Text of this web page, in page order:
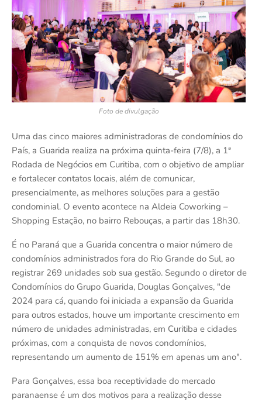
Foto de divulgação
Uma das cinco maiores administradoras de condomínios do
País, a Guarida realiza na próxima quinta-feira (7/8), a 1ª
Rodada de Negócios em Curitiba, com o objetivo de ampliar
e fortalecer contatos locais, além de comunicar,
presencialmente, as melhores soluções para a gestão
condominial. O evento acontece na Aldeia Coworking –
Shopping Estação, no bairro Rebouças, a partir das 18h30.
É no Paraná que a Guarida concentra o maior número de
condomínios administrados fora do Rio Grande do Sul, ao
registrar 269 unidades sob sua gestão. Segundo o diretor de
Condomínios do Grupo Guarida, Douglas Gonçalves, "de
2024 para cá, quando foi iniciada a expansão da Guarida
para outros estados, houve um importante crescimento em
número de unidades administradas, em Curitiba e cidades
próximas, com a conquista de novos condomínios,
representando um aumento de 151% em apenas um ano".
Para Gonçalves, essa boa receptividade do mercado
paranaense é um dos motivos para a realização desse